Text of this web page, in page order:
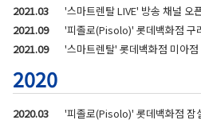
2021.03
'스마트렌탈 LIVE' 방송 채널 오
2021.09
'피졸로(Pisolo)' 롯데백화점 구
2021.09
'스마트렌탈' 롯데백화점 미아
2020
2020.03
'피졸로(Pisolo)' 롯데백화점 잠